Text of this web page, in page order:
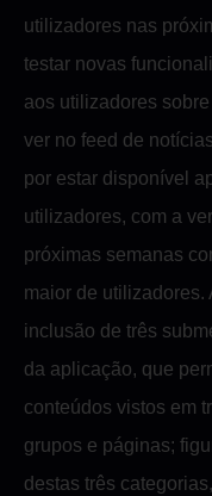
utilizadores nas
testar novas
aos utilizadores
ver no feed de
por estar disponível
utilizadores, com a
próximas semanas
maior de
inclusão de três
da aplicação, que
conteúdos vistos em
grupos e páginas;
destas três